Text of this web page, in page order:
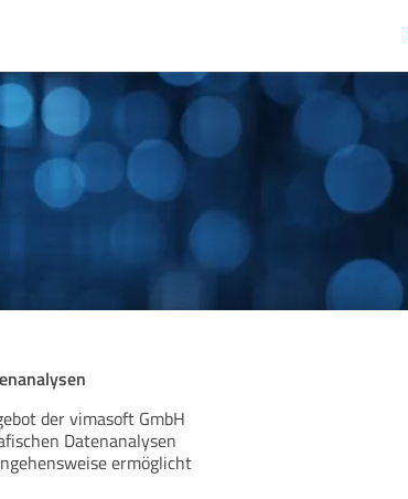
der vimasoft GmbH
Datenanalysen
ermöglicht